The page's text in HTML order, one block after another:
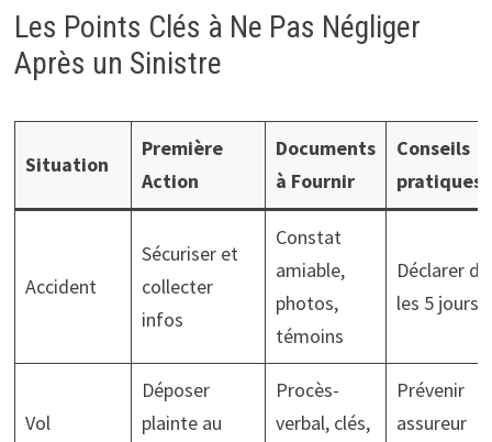
Les Points Clés à Ne Pas Négliger
Après un Sinistre
Situation
Première
Action
Documents
à Fournir
Conseils
pratiques
Accident
Sécuriser et
collecter
infos
Constat
amiable,
photos,
témoins
Déclarer
les 5 jours
Vol
Déposer
plainte au
Procès-
verbal, clés,
Prévenir
assureur